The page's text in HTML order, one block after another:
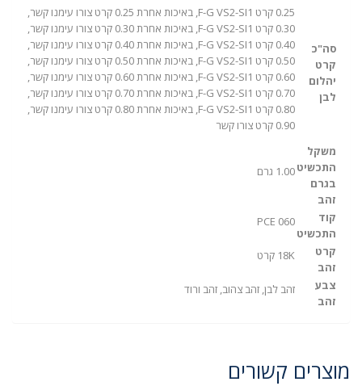
סה"כ
קרט
יהלום
לבן
0.25 קרט F-G VS2-SI1, באיכות אחרת 0.25 קרט צורו עימנו קשר,
0.30 קרט F-G VS2-SI1, באיכות אחרת 0.30 קרט צורו עימנו קשר,
0.40 קרט F-G VS2-SI1, באיכות אחרת 0.40 קרט צורו עימנו קשר,
0.50 קרט F-G VS2-SI1, באיכות אחרת 0.50 קרט צורו עימנו קשר,
0.60 קרט F-G VS2-SI1, באיכות אחרת 0.60 קרט צורו עימנו קשר,
0.70 קרט F-G VS2-SI1, באיכות אחרת 0.70 קרט צורו עימנו קשר,
0.80 קרט F-G VS2-SI1, באיכות אחרת 0.80 קרט צורו עימנו קשר,
0.90 קרט צורו קשר
משקל
התכשיט
בגרם
זהב
1.00 גרם
קוד
התכשיט
PCE 060
קרט
זהב
18K קרט
צבע
זהב
זהב לבן, זהב צהוב, זהב ורוד
מוצרים קשורים